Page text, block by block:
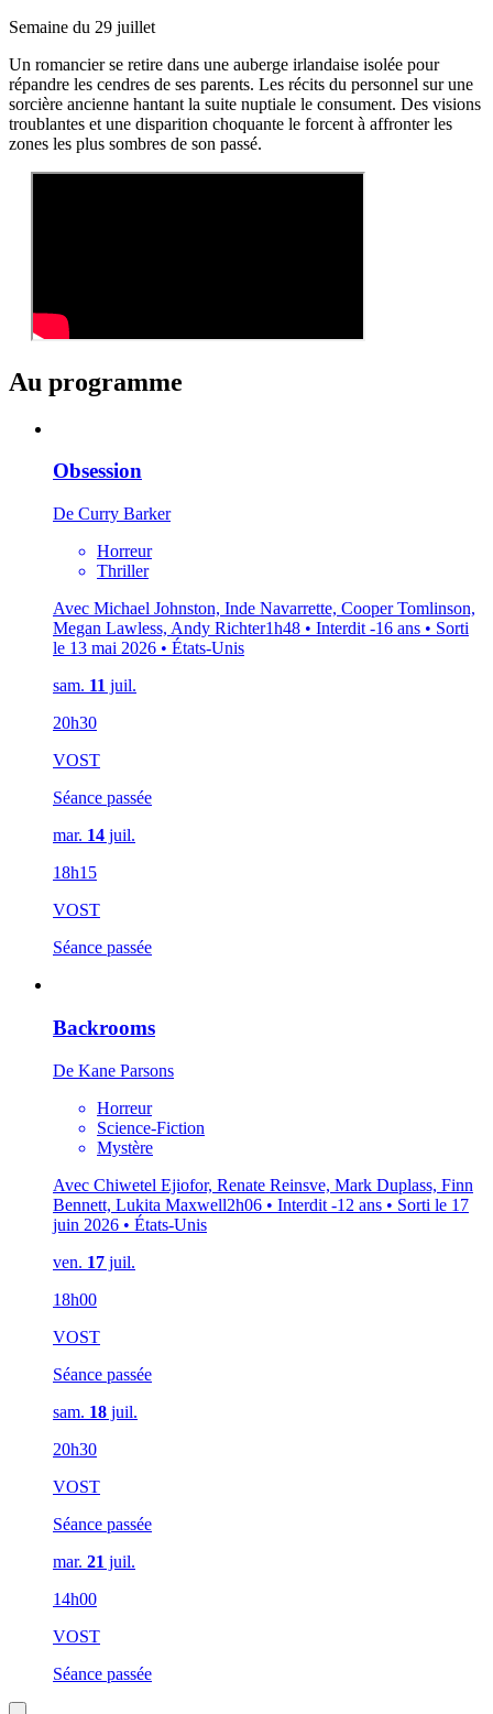
Semaine du 29 juillet
Un romancier se retire dans une auberge irlandaise isolée pour
répandre les cendres de ses parents. Les récits du personnel sur une
sorcière ancienne hantant la suite nuptiale le consument. Des visions
troublantes et une disparition choquante le forcent à affronter les
zones les plus sombres de son passé.
Au programme
Obsession
De Curry Barker
Horreur
Thriller
Avec Michael Johnston, Inde Navarrette, Cooper Tomlinson,
Megan Lawless, Andy Richter1h48 • Interdit -16 ans • Sorti
le 13 mai 2026 • États-Unis
sam. 11 juil.
20h30
VOST
Séance passée
mar. 14 juil.
18h15
VOST
Séance passée
Backrooms
De Kane Parsons
Horreur
Science-Fiction
Mystère
Avec Chiwetel Ejiofor, Renate Reinsve, Mark Duplass, Finn
Bennett, Lukita Maxwell2h06 • Interdit -12 ans • Sorti le 17
juin 2026 • États-Unis
ven. 17 juil.
18h00
VOST
Séance passée
sam. 18 juil.
20h30
VOST
Séance passée
mar. 21 juil.
14h00
VOST
Séance passée